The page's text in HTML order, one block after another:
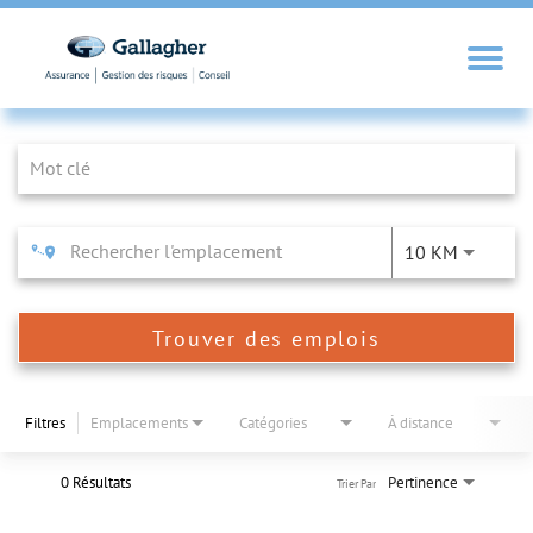
Job Search Page
10 KM
Trouver des emplois
Filtres Emplacements Catégories À distance
0 Résultats Pertinence
Trier Par